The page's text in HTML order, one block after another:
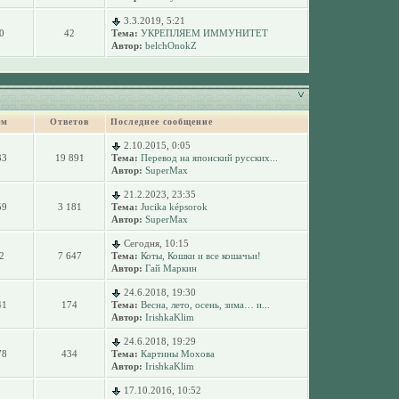
42
3.3.2019, 5:21
Тема: УКРЕПЛЯЕМ ИММУНИТЕТ
Автор: belchOnokZ
Ответов Последнее сообщение
19 891
2.10.2015, 0:05
Тема: Перевод на японский русских...
Автор: SuperMax
3 181
21.2.2023, 23:35
Тема: Jucika képsorok
Автор: SuperMax
7 647
Сегодня, 10:15
Тема: Коты, Кошки и все кошачьи!
Автор: Гай Маркин
174
24.6.2018, 19:30
Тема: Весна, лето, осень, зима… и...
Автор: IrishkaKlim
434
24.6.2018, 19:29
Тема: Картины Мохова
Автор: IrishkaKlim
17.10.2016, 10:52